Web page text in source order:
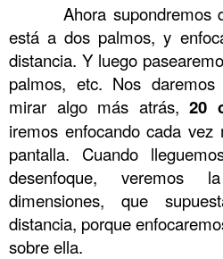
Ahora supondremos
está a dos palmos, y
distancia. Y luego
palmos, etc. Nos
mirar algo más atrás,20
iremos enfocando cada
pantalla. Cuando
desenfoque,
dimensiones, que
distancia, porque
sobre ella.